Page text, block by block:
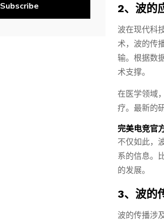
Subscribe 2、波的
波在现代科
术，波的传
输。根据数
术支撑。
在医学领域
疗。最新的
完美电竞官
不仅如此，
系的信息。
的发展。
3、波的
波的传播涉